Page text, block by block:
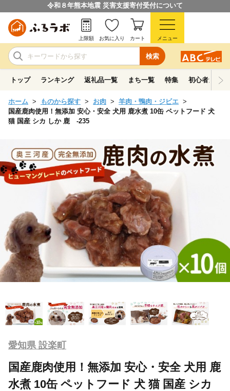
令和８年熊本地震 災害支援寄付受付について
検索
上限額 お気に入り カート メニュー
トップ ランキング 返礼品一覧 まち一覧 特集 初心者ガイド
ホーム ものから探す お肉
羊肉・鴨肉・ジビエ
国産鹿肉使用！無添加 安心・安全 犬用 鹿水煮 10缶 ペットフード 犬
猫 国産 シカ しか 鹿 -235
愛知県 設楽町
国産鹿肉使用！無添加 安心・安全 犬用 鹿
水煮 10缶 ペットフード 犬 猫 国産 シカ